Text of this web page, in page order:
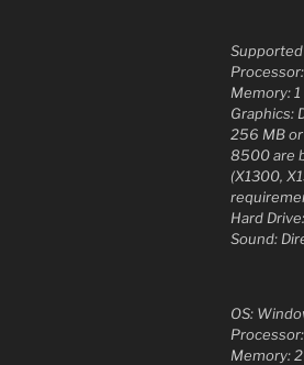
Memory:
Graphics:
256 MB
8500 are
(X1300,
Hard
Sound:
OS:
Memory: